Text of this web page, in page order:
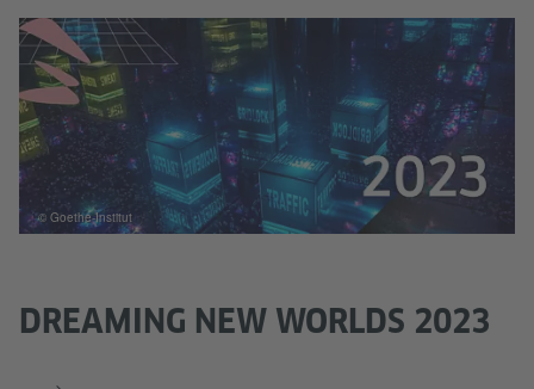
DREAMING NEW WORLDS 2023
© Goethe-Institut